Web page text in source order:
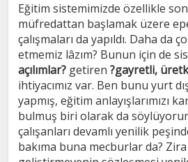
Eğitim sistemimizde özellikle
müfredattan başlamak üzere
çalışmaları da yapıldı. Daha da
etmemiz lâzım? Bunun için de
açılımlar? getiren ?gayretli,
ihtiyacımız var. Ben bunu yurt
yapmış, eğitim anlayışlarımızı
bulmuş biri olarak da
çalışanları devamlı yenilik
bakıma buna mecburlar da?